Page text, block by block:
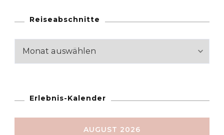
Reiseabschnitte
Reiseabschnitte
Erlebnis-Kalender
AUGUST 2026